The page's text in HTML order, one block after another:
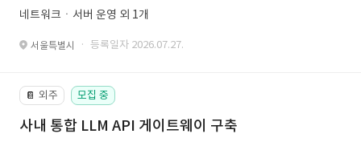
네트워크ㆍ서버 운영 외 1개
서울특별시 · 등록일자 2026.07.27.
📔 외주 모집 중
사내 통합 LLM API 게이트웨이 구축